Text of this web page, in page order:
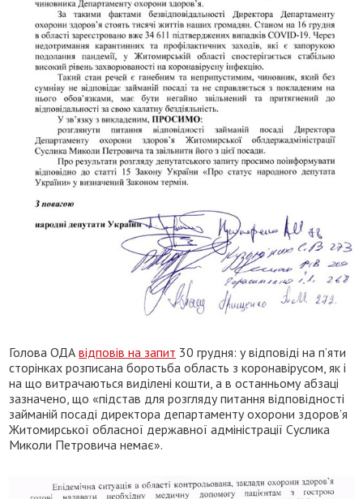
Голова ОДАвідповів на запит 30 грудня: у відповіді на п’яти
сторінках розписана боротьба область з коронавірусом, як і
на що витрачаються виділені кошти, а в останньому абзаці
зазначено, що «підстав для розгляду питання відповідності
займаній посаді директора департаменту охорони здоров’я
Житомирської обласної державної адміністрації Суслика
Миколи Петровича немає».